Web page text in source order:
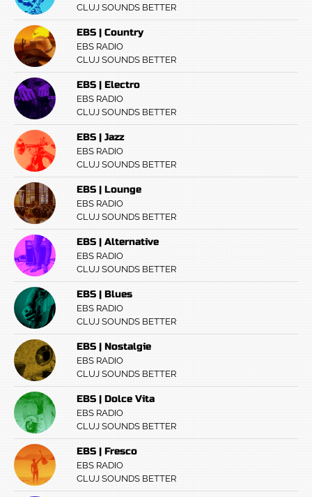
CLUJ SOUNDS BETTER
EBS | Country
EBS RADIO
CLUJ SOUNDS BETTER
EBS | Electro
EBS RADIO
CLUJ SOUNDS BETTER
EBS | Jazz
EBS RADIO
CLUJ SOUNDS BETTER
EBS | Lounge
EBS RADIO
CLUJ SOUNDS BETTER
EBS | Alternative
EBS RADIO
CLUJ SOUNDS BETTER
EBS | Blues
EBS RADIO
CLUJ SOUNDS BETTER
EBS | Nostalgie
EBS RADIO
CLUJ SOUNDS BETTER
EBS | Dolce Vita
EBS RADIO
CLUJ SOUNDS BETTER
EBS | Fresco
EBS RADIO
CLUJ SOUNDS BETTER